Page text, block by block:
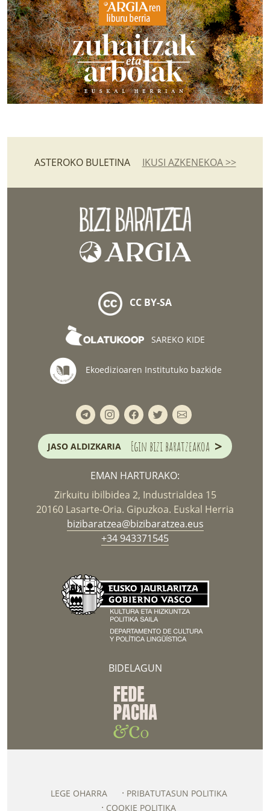
ASTEROKO BULETINA IKUSI AZKENEKOA >>
CC BY-SA
SAREKO KIDE
Ekoedizioaren Institutuko bazkide
JASO ALDIZKARIA Egin bizi baratzeakoa >
EMAN HARTURAKO:
Zirkuitu ibilbidea 2, Industrialdea 15
20160 Lasarte-Oria. Gipuzkoa. Euskal Herria
bizibaratzea@bizibaratzea.eus
+34 943371545
BIDELAGUN
LEGE OHARRA
PRIBATUTASUN POLITIKA
COOKIE POLITIKA